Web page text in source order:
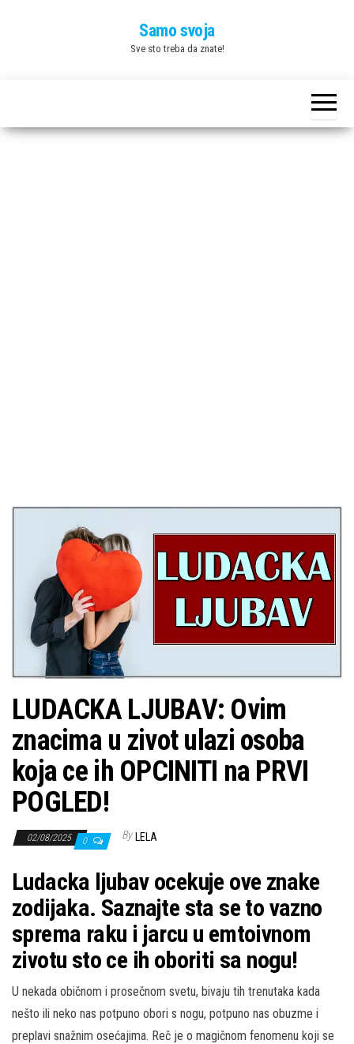
Samo svoja
Sve sto treba da znate!
LUDACKA LJUBAV: Ovim
znacima u zivot ulazi osoba
koja ce ih OPCINITI na PRVI
POGLED!
02/08/2025 0 By LELA
Ludacka ljubav ocekuje ove znake
zodijaka. Saznajte sta se to vazno
sprema raku i jarcu u emtoivnom
zivotu sto ce ih oboriti sa nogu!
U nekada običnom i prosečnom svetu, bivaju tih trenutaka kada
nešto ili neko nas potpuno obori s nogu, potpuno nas obuzme i
preplavi snažnim osećajima. Reč je o magičnom fenomenu koji se